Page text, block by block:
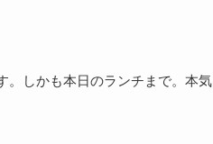
。しかも本日のランチまで。本気